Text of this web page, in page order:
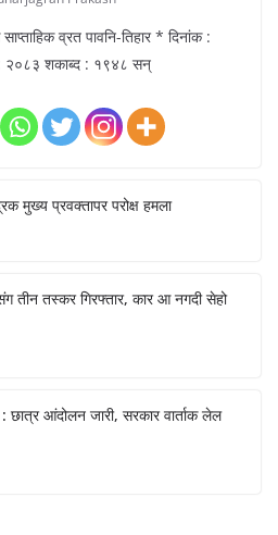
व्रत पावनि-तिहार * दिनांक :
शकाब्द : १९४८ सन्
मुख्य प्रवक्तापर परोक्ष हमला
तीन तस्कर गिरफ्तार, कार आ नगदी सेहो
छात्र आंदोलन जारी, सरकार वार्ताक लेल